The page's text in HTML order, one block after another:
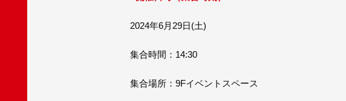
2024年6月29日(土)
集合時間：14:30
集合場所：9Fイベントスペース